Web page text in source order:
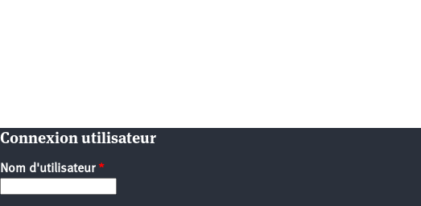
Connexion utilisateur
Nom d'utilisateur*